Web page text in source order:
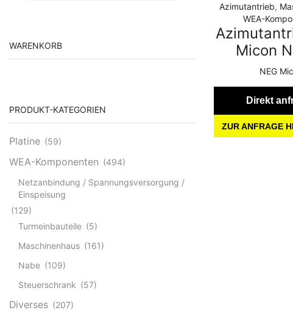
Azimutantrieb,
WEA-
Micon
NEG
Direkt
ZUR ANFRAGE
WARENKORB
PRODUKT-KATEGORIEN
Platine (59)
WEA-Komponenten (494)
Netzanbindung / Spannungsversorgung /
Einspeisung
(129)
Turmeinbauteile (5)
Maschinenhaus (161)
Nabe (109)
Steuerschrank (57)
Diverses (207)